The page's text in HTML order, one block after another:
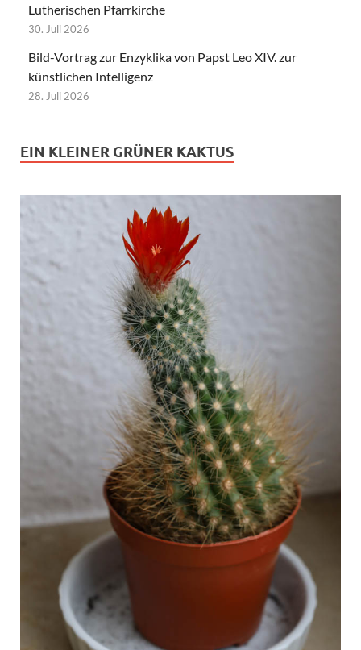
Lutherischen Pfarrkirche
30. Juli 2026
Bild-Vortrag zur Enzyklika von Papst Leo XIV. zur
künstlichen Intelligenz
28. Juli 2026
EIN KLEINER GRÜNER KAKTUS